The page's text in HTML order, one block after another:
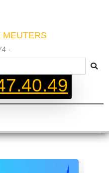
MEUTERS
-